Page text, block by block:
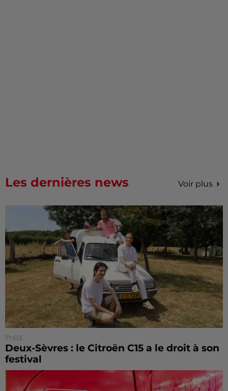
Les dernières news Voir plus
7h03
Deux-Sèvres : le Citroën C15 a le droit à son
festival